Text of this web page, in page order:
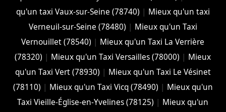
qu'un taxi Vaux-sur-Seine (78740) | Mieux qu'un taxi
Verneuil-sur-Seine (78480) | Mieux qu'un Taxi
Vernouillet (78540) | Mieux qu'un Taxi La Verrière
(78320) | Mieux qu'un Taxi Versailles (78000) | Mieux
qu'un Taxi Vert (78930) | Mieux qu'un Taxi Le Vésinet
(78110) | Mieux qu'un Taxi Vicq (78490) | Mieux qu'un
Taxi Vieille-Église-en-Yvelines (78125) | Mieux qu'un